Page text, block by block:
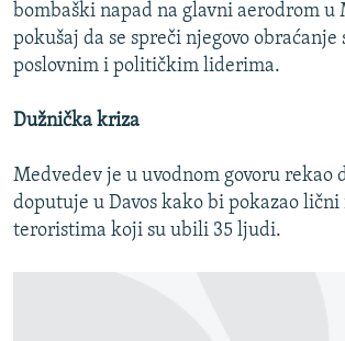
bombaški napad na glavni aerodrom u
pokušaj da se spreči njegovo obraćanje
poslovnim i političkim liderima.
Dužnička kriza
Medvedev je u uvodnom govoru rekao
doputuje u Davos kako bi pokazao
teroristima koji su ubili 35 ljudi.